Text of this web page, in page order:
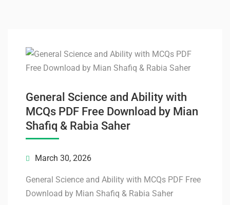
General Science and Ability with
MCQs PDF Free Download by Mian
Shafiq & Rabia Saher
March 30, 2026
General Science and Ability with MCQs PDF Free
Download by Mian Shafiq & Rabia Saher